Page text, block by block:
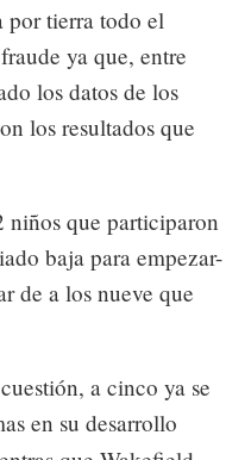
por tierra todo el
ya que, entre
los datos de los
los resultados que
niños que participaron
baja para empezar-
de a los nueve que
a cinco ya se
en su desarrollo